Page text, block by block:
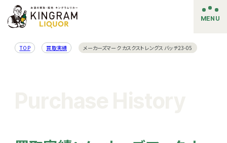
MENU
TOP 買取実績 メーカーズマーク カスクストレングス バッチ23-05